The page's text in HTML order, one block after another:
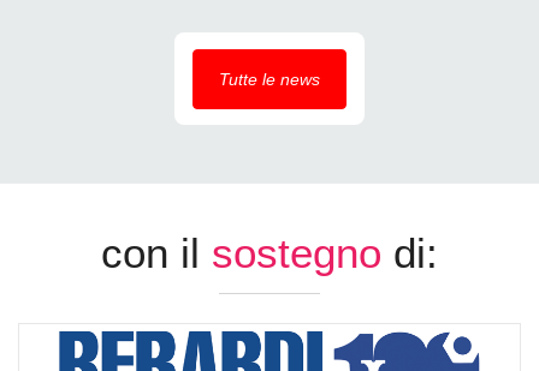
Tutte le news
con il sostegno di: